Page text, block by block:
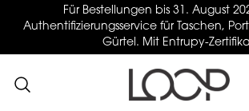
Für Bestellungen bis 31. August
Authentifizierungsservice für Taschen,
Gürtel. Mit Entrupy-